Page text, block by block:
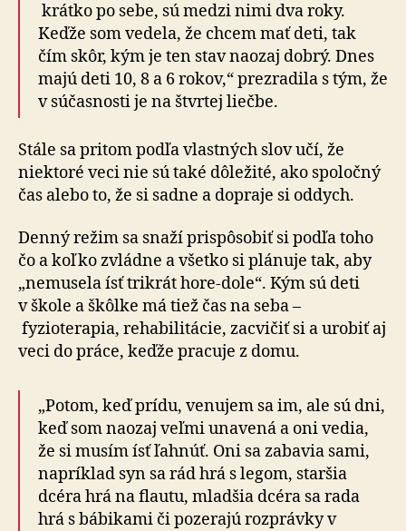
krátko po sebe, sú medzi nimi dva roky.
Keďže som vedela, že chcem mať deti, tak
čím skôr, kým je ten stav naozaj dobrý. Dnes
majú deti 10, 8 a 6 rokov,“ prezradila s tým, že
v súčasnosti je na štvrtej liečbe.
Stále sa pritom podľa vlastných slov učí, že
niektoré veci nie sú také dôležité, ako spoločný
čas alebo to, že si sadne a dopraje si oddych.
Denný režim sa snaží prispôsobiť si podľa toho
čo a koľko zvládne a všetko si plánuje tak, aby
„nemusela ísť trikrát hore-dole“. Kým sú deti
v škole a škôlke má tiež čas na seba –
fyzioterapia, rehabilitácie, zacvičiť si a urobiť aj
veci do práce, keďže pracuje z domu.
„Potom, keď prídu, venujem sa im, ale sú dni,
keď som naozaj veľmi unavená a oni vedia,
že si musím ísť ľahnúť. Oni sa zabavia sami,
napríklad syn sa rád hrá s legom, staršia
dcéra hrá na flautu, mladšia dcéra sa rada
hrá s bábikami či pozerajú rozprávky v